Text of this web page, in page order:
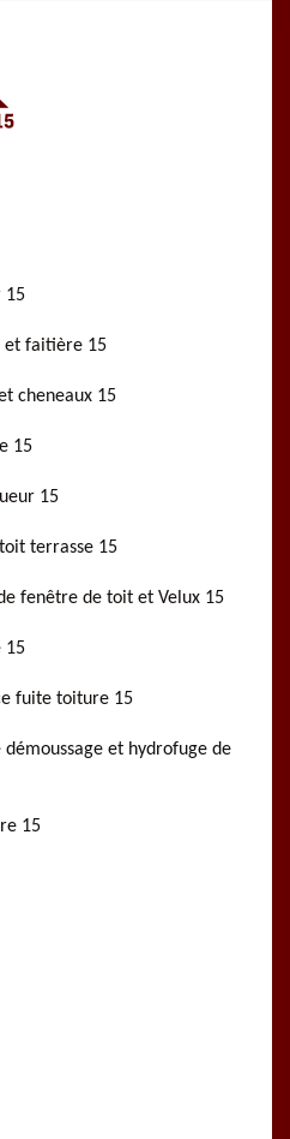
15
et faitière 15
cheneaux 15
15
15
terrasse 15
fenêtre de toit et Velux 15
15
fuite toiture 15
démoussage et hydrofuge de
15